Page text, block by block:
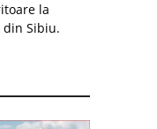
la
din Sibiu.